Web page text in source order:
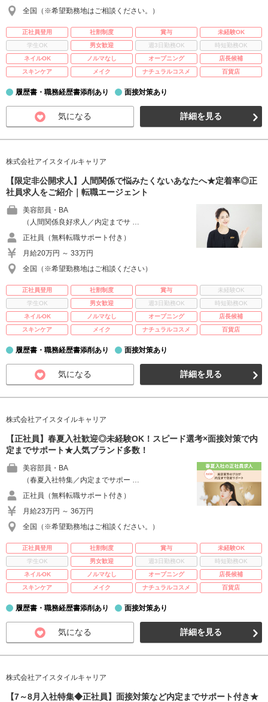
全国（※希望勤務地はご相談ください。）
正社員登用 社割制度 賞与
未経験OK
学生OK
男女歓迎 週3日勤務OK
時短勤務OK
ネイルOK
ノルマなし オープニング
店長候補
スキンケア
メイク ナチュラルコスメ 百貨店
履歴書・職務経歴書添削あり 面接対策あり
気になる 詳細を見る
株式会社アイスタイルキャリア
【限定非公開求人】人間関係で悩みたくないあなたへ★定着率◎正
社員求人をご紹介｜転職エージェント
美容部員・BA
（人間関係良好求人／内定までサ …
正社員（無料転職サポート付き）
月給20万円 ～ 33万円
全国（※希望勤務地はご相談ください）
正社員登用 社割制度 賞与
未経験OK
学生OK
男女歓迎 週3日勤務OK
時短勤務OK
ネイルOK
ノルマなし オープニング
店長候補
スキンケア
メイク ナチュラルコスメ 百貨店
履歴書・職務経歴書添削あり 面接対策あり
気になる 詳細を見る
株式会社アイスタイルキャリア
【正社員】春夏入社歓迎◎未経験OK！スピード選考×面接対策で内
定までサポート★人気ブランド多数！
美容部員・BA
（春夏入社特集／内定までサポー …
正社員（無料転職サポート付き）
月給23万円 ～ 36万円
全国（※希望勤務地はご相談ください。）
正社員登用 社割制度 賞与
未経験OK
学生OK
男女歓迎 週3日勤務OK
時短勤務OK
ネイルOK
ノルマなし オープニング
店長候補
スキンケア
メイク ナチュラルコスメ 百貨店
履歴書・職務経歴書添削あり 面接対策あり
気になる 詳細を見る
株式会社アイスタイルキャリア
【7～8月入社特集◆正社員】面接対策など内定までサポート付き★